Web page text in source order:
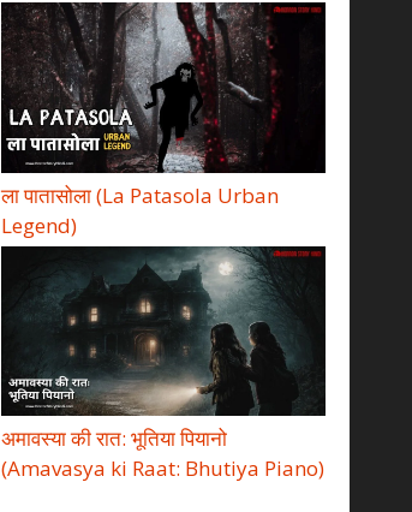
ला पातासोला (La Patasola Urban
Legend)
अमावस्या की रात: भूतिया पियानो
(Amavasya ki Raat: Bhutiya Piano)